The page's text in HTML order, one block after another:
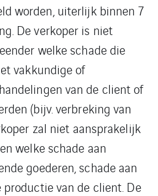
worden, uiterlijk binnen 7
De verkoper is niet
welke schade die
vakkundige of
van de client of
(bijv. verbreking van
zal niet aansprakelijk
welke schade aan
goederen, schade aan
productie van de client. De